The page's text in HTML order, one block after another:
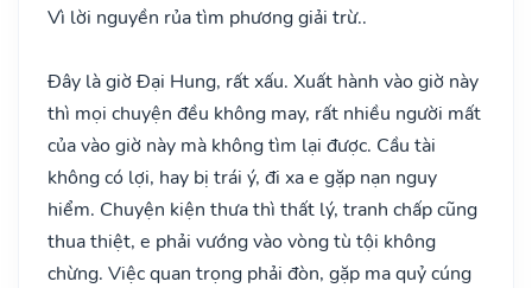
Vì lời nguyền rủa tìm phương giải trừ..
Đây là giờ Đại Hung, rất xấu. Xuất hành vào giờ này
thì mọi chuyện đều không may, rất nhiều người mất
của vào giờ này mà không tìm lại được. Cầu tài
không có lợi, hay bị trái ý, đi xa e gặp nạn nguy
hiểm. Chuyện kiện thưa thì thất lý, tranh chấp cũng
thua thiệt, e phải vướng vào vòng tù tội không
chừng. Việc quan trọng phải đòn, gặp ma quỷ cúng